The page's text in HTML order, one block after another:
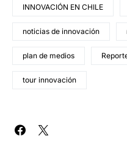
INNOVACIÓN EN CHILE
noticias de innovación
plan de medios
tour innovación